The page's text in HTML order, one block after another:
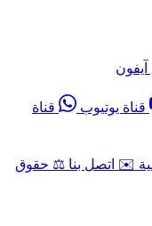
قناة يوتيوب
قناة
✉️ اتصل بنا ⚖️ حقوق